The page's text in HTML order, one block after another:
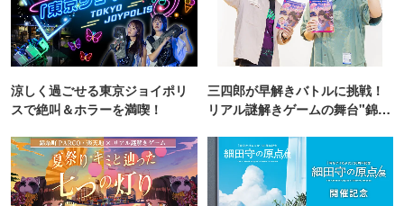
涼しく過ごせる東京ジョイポリ
スで絶叫＆ホラーを満喫！
三四郎が早解きバトルに挑戦！
リアル謎解きゲームの舞台"錦糸